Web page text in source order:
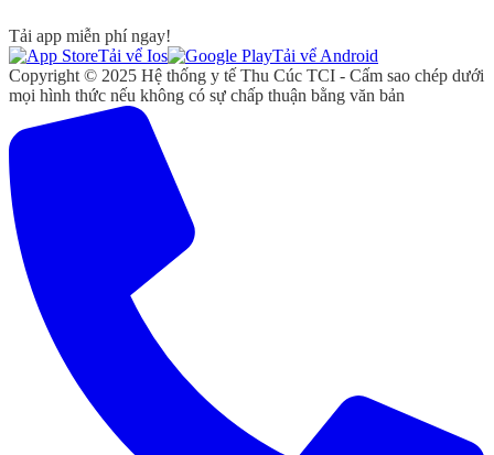
Tải app miễn phí ngay!
Tải vể Ios
Tải vể Android
Copyright © 2025 Hệ thống y tế Thu Cúc TCI - Cấm sao chép dưới
mọi hình thức nếu không có sự chấp thuận bằng văn bản